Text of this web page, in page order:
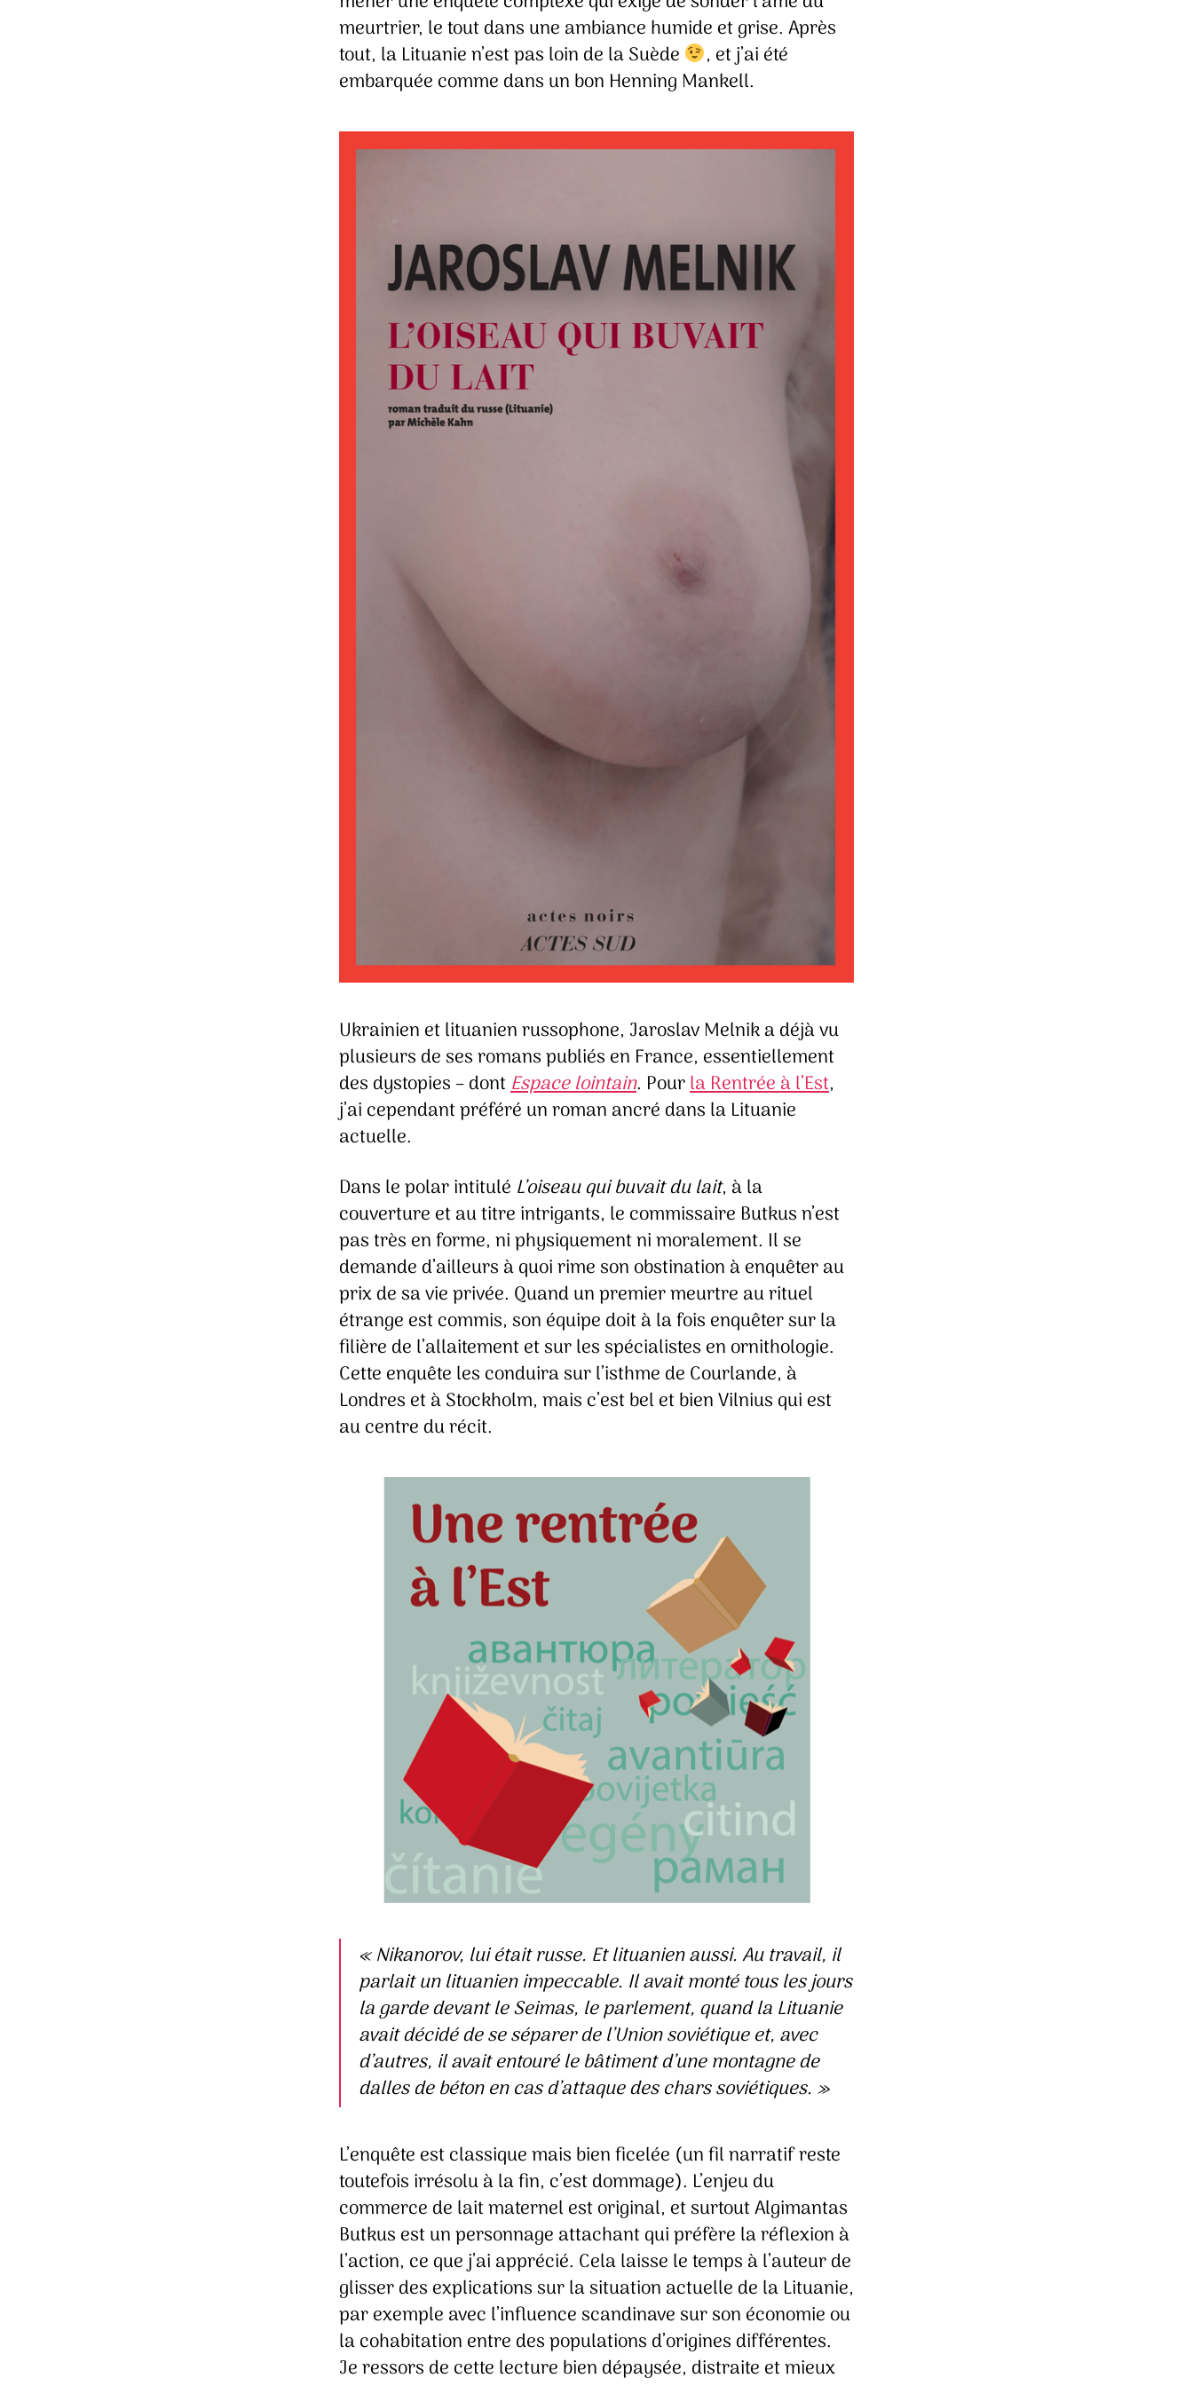
meurtrier, le tout dans une ambiance humide et grise. Après
tout, la Lituanie n’est pas loin de la Suède
, et j’ai été
embarquée comme dans un bon Henning Mankell.
Ukrainien et lituanien russophone, Jaroslav Melnik a déjà vu
plusieurs de ses romans publiés en France, essentiellement
des dystopies – dontEspace lointain. Pourla Rentrée à l’Est,
j’ai cependant préféré un roman ancré dans la Lituanie
actuelle.
Dans le polar intitulé L’oiseau qui buvait du lait, à la
couverture et au titre intrigants, le commissaire Butkus n’est
pas très en forme, ni physiquement ni moralement. Il se
demande d’ailleurs à quoi rime son obstination à enquêter au
prix de sa vie privée. Quand un premier meurtre au rituel
étrange est commis, son équipe doit à la fois enquêter sur la
filière de l’allaitement et sur les spécialistes en ornithologie.
Cette enquête les conduira sur l’isthme de Courlande, à
Londres et à Stockholm, mais c’est bel et bien Vilnius qui est
au centre du récit.
«Nikanorov, lui était russe. Et lituanien aussi. Au travail, il
parlait un lituanien impeccable. Il avait monté tous les jours
la garde devant le Seimas, le parlement, quand la Lituanie
avait décidé de se séparer de l’Union soviétique et, avec
d’autres, il avait entouré le bâtiment d’une montagne de
dalles de béton en cas d’attaque des chars soviétiques. »
L’enquête est classique mais bien ficelée (un fil narratif reste
toutefois irrésolu à la fin, c’est dommage). L’enjeu du
commerce de lait maternel est original, et surtout Algimantas
Butkus est un personnage attachant qui préfère la réflexion à
l’action, ce que j’ai apprécié. Cela laisse le temps à l’auteur de
glisser des explications sur la situation actuelle de la Lituanie,
par exemple avec l’influence scandinave sur son économie ou
la cohabitation entre des populations d’origines différentes.
Je ressors de cette lecture bien dépaysée, distraite et mieux